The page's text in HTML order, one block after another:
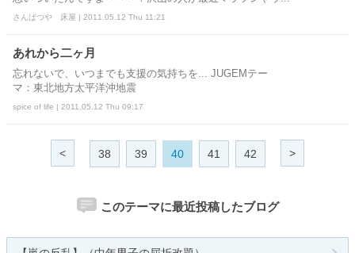
さんぱつや 床屋 | 2011.05.12 Thu 11:21
あれから二ヶ月
忘れないで、いつまでも支援の気持ちを... JUGEMテー
マ：東北地方太平洋沖地震
spice of life | 2011.05.12 Thu 09:17
< 38 39 40 41 42 >
このテーマに最近投稿したブログ